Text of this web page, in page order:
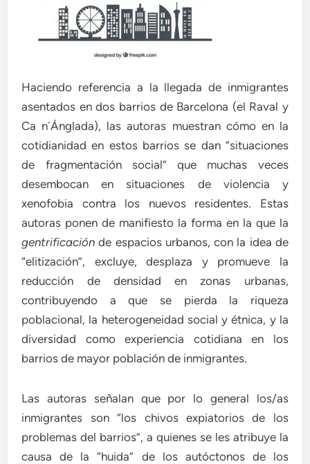
Haciendo referencia a la llegada de inmigrantes
asentados en dos barrios de Barcelona (el Raval y
Ca n´Ánglada), las autoras muestran cómo en la
cotidianidad en estos barrios se dan “situaciones
de fragmentación social” que muchas veces
desembocan en situaciones de violencia y
xenofobia contra los nuevos residentes. Estas
autoras ponen de manifiesto la forma en la que la
gentrificación de espacios urbanos, con la idea de
“elitización”, excluye, desplaza y promueve la
reducción de densidad en zonas urbanas,
contribuyendo a que se pierda la riqueza
poblacional, la heterogeneidad social y étnica, y la
diversidad como experiencia cotidiana en los
barrios de mayor población de inmigrantes.
Las autoras señalan que por lo general los/as
inmigrantes son “los chivos expiatorios de los
problemas del barrios”, a quienes se les atribuye la
causa de la “huida” de los autóctonos de los